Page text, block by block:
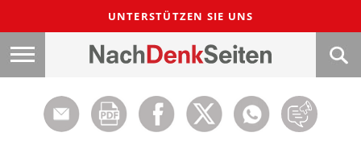
UNTERSTÜTZEN SIE UNS